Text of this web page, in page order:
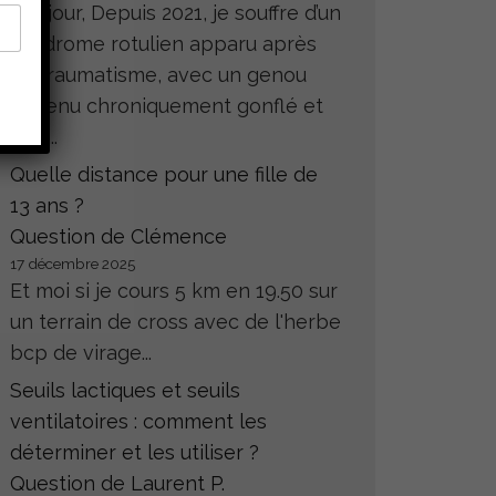
Bonjour, Depuis 2021, je souffre d’un
syndrome rotulien apparu après
un traumatisme, avec un genou
devenu chroniquement gonflé et
très...
Quelle distance pour une fille de
13 ans ?
Question de Clémence
17 décembre 2025
Et moi si je cours 5 km en 19.50 sur
un terrain de cross avec de l'herbe
bcp de virage...
Seuils lactiques et seuils
ventilatoires : comment les
déterminer et les utiliser ?
Question de Laurent P.